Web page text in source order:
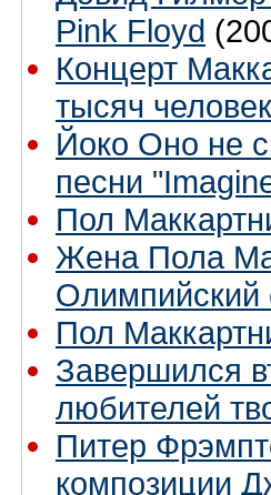
Pink Floyd
Концерт
тысяч человек
Йоко Оно не
песни
Пол
Жена Пола
Олимпийский
Пол
Завершился
любителей
Питер
композиции